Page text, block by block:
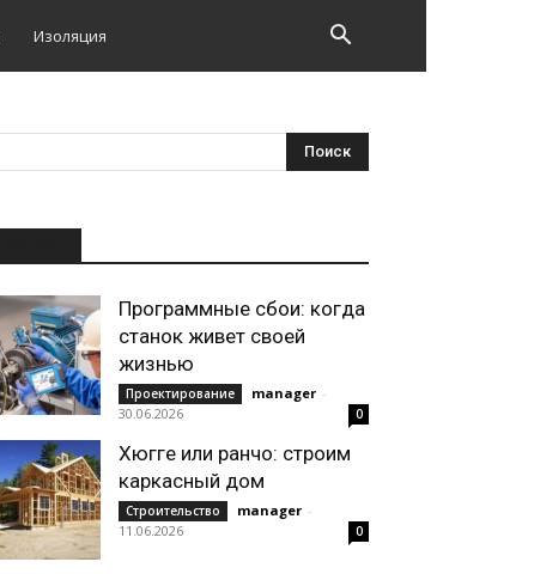
Изоляция
Программные сбои: когда
станок живет своей
жизнью
Проектирование manager -
30.06.2026
0
Хюгге или ранчо: строим
каркасный дом
Строительство manager -
11.06.2026
0